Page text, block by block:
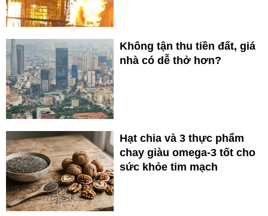
Không tận thu tiền đất, giá
nhà có dễ thở hơn?
Hạt chia và 3 thực phẩm
chay giàu omega-3 tốt cho
sức khỏe tim mạch